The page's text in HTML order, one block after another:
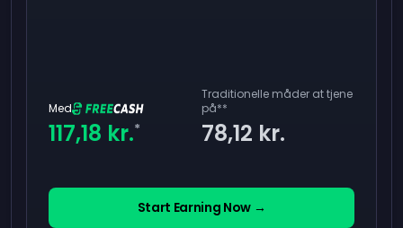
Med
117,18 kr.*
Traditionelle måder at tjene
på**
78,12 kr.
Start Earning Now →